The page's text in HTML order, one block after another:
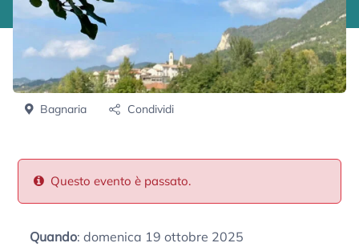
Bagnaria Condividi
Questo evento è passato.
Quando: domenica 19 ottobre 2025